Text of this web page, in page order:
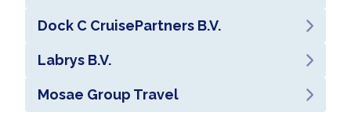
Dock C CruisePartners B.V.
Labrys B.V.
Mosae Group Travel